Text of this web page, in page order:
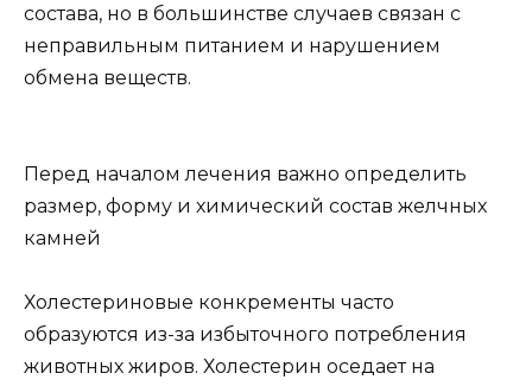
состава, но в большинстве случаев связан с
неправильным питанием и нарушением
обмена веществ.
Перед началом лечения важно определить
размер, форму и химический состав желчных
камней
Холестериновые конкременты часто
образуются из-за избыточного потребления
животных жиров. Холестерин оседает на